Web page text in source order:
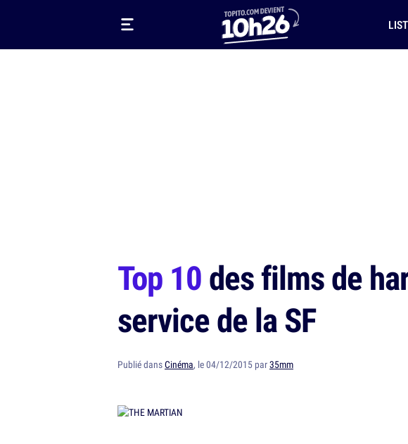
Top 10des films de
service de la SF
Publié dansCinéma, le 04/12/2015 par35mm